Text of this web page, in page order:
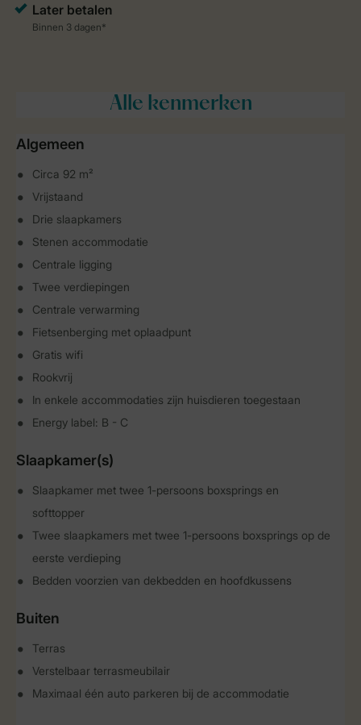
Alle kenmerken
Algemeen
Circa 92 m²
Vrijstaand
Drie slaapkamers
Stenen accommodatie
Centrale ligging
Twee verdiepingen
Centrale verwarming
Fietsenberging met oplaadpunt
Gratis wifi
Rookvrij
In enkele accommodaties zijn huisdieren toegestaan
Energy label: B - C
Slaapkamer(s)
Slaapkamer met twee 1-persoons boxsprings en
softtopper
Twee slaapkamers met twee 1-persoons boxsprings op de
eerste verdieping
Bedden voorzien van dekbedden en hoofdkussens
Buiten
Terras
Verstelbaar terrasmeubilair
Maximaal één auto parkeren bij de accommodatie